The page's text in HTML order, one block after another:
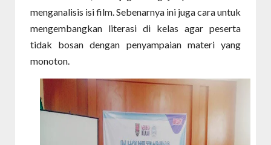
menganalisis isi film. Sebenarnya ini juga cara untuk
mengembangkan literasi di kelas agar peserta
tidak bosan dengan penyampaian materi yang
monoton.